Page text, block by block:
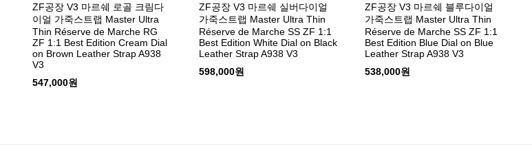
ZF공장 V3 마르쉐 로골 크림다
이얼 가죽스트랩 Master Ultra
Thin Réserve de Marche RG
ZF 1:1 Best Edition Cream Dial
on Brown Leather Strap A938
V3
547,000원
ZF공장 V3 마르쉐 실버다이얼
가죽스트랩 Master Ultra Thin
Réserve de Marche SS ZF 1:1
Best Edition White Dial on Black
Leather Strap A938 V3
598,000원
ZF공장 V3 마르쉐 블루다이얼
가죽스트랩 Master Ultra Thin
Réserve de Marche SS ZF 1:1
Best Edition Blue Dial on Blue
Leather Strap A938 V3
538,000원